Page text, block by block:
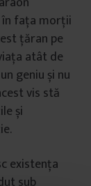
faţa morţii
ţăran pe
atât de
geniu și nu
vis stă
și
existenţa